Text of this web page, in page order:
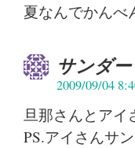
夏なんでかんべ
サンダ
2009/09/04
旦那さんとアイ
PS.アイさんサ